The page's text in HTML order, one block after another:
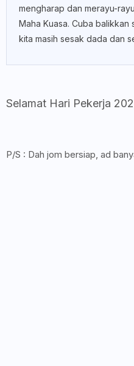
mengharap dan merayu-
Maha Kuasa. Cuba balikkan
kita masih sesak dada dan
Selamat Hari Pekerja
P/S : Dah jom bersiap, ad